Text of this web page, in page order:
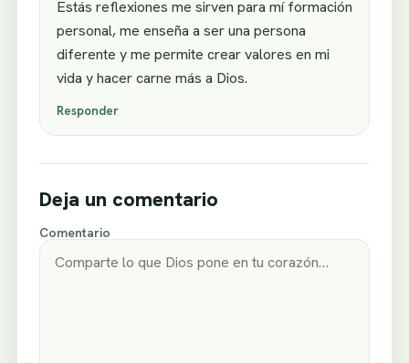
Estás reflexiones me sirven para mí formación
personal, me enseña a ser una persona
diferente y me permite crear valores en mi
vida y hacer carne más a Dios.
Responder
Deja un comentario
Comentario